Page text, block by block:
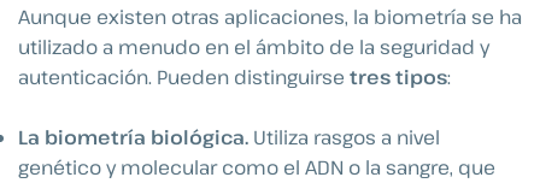
Aunque existen otras aplicaciones, la biometría se ha
utilizado a menudo en el ámbito de la seguridad y
autenticación. Pueden distinguirse tres tipos:
La biometría biológica. Utiliza rasgos a nivel
genético y molecular como el ADN o la sangre, que